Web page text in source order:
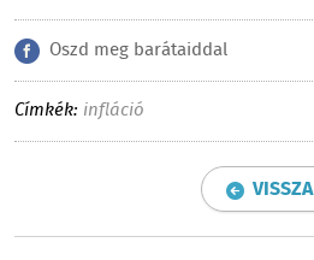
Oszd meg barátaiddal
Címkék: infláció
VISSZA